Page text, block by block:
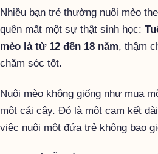
Nhiều bạn trẻ thường nuôi mèo
quên mất một sự thật sinh học:
mèo là từ 12 đến 18 năm, thậm
chăm sóc tốt.
Nuôi mèo không giống như mua
một cái cây. Đó là một cam kết
việc nuôi một đứa trẻ không bao